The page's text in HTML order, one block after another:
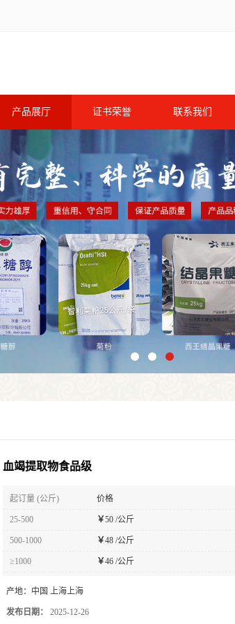
产品展厅 证书荣誉 联系我们
血竭提取物食品级
起订量 (公斤) 价格
25-500 ￥50 /公斤
500-1000 ￥48 /公斤
≥1000 ￥46 /公斤
产地： 中国 上海上海
发布日期： 2025-12-26